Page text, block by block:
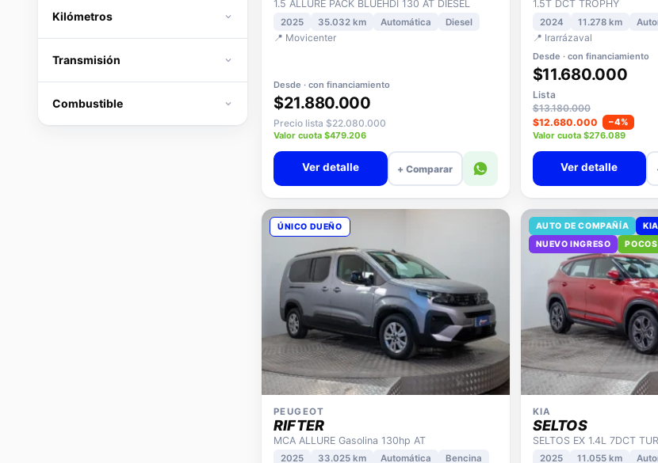
Kilómetros
Transmisión
Combustible
1.5 ALLURE PACK BLUEHDI 130 AT DIESEL
2025 35.032 km Automática Diesel
📍 Movicenter
Desde · con financiamiento
$21.880.000
Precio lista $22.080.000
Valor cuota $479.206
Ver detalle + Comparar
1.5T DCT TROPHY
2024 11.278 km
📍 Irarrázaval
Desde · con financiamiento
$11.680.000
Lista
$13.180.000
$12.680.000
−4%
Valor cuota $276.089
Ver detalle
ÚNICO DUEÑO
PEUGEOT
RIFTER
MCA ALLURE Gasolina 130hp AT
2025 33.025 km Automática Bencina
AUTO DE COMPAÑÍA
NUEVO INGRESO
KIA
SELTOS
SELTOS EX 1.4L 7DCT
2025 11.055 km